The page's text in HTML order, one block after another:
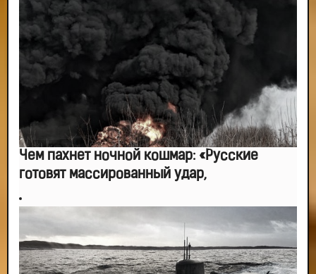
Чем пахнет ночной кошмар: «Русские
готовят массированный удар,